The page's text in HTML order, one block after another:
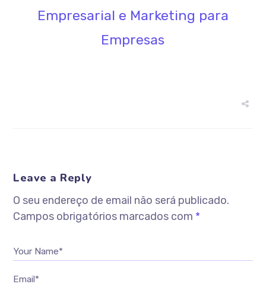
Empresarial e Marketing para
Empresas
Leave a Reply
O seu endereço de email não será publicado.
Campos obrigatórios marcados com *
Your Name*
Email*